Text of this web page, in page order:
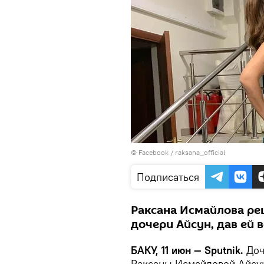
© Facebook / raksana_official
Подписаться
Раксана Исмайлова
дочери Айсун, дав ей
БАКУ, 11 июн — Sputnik.